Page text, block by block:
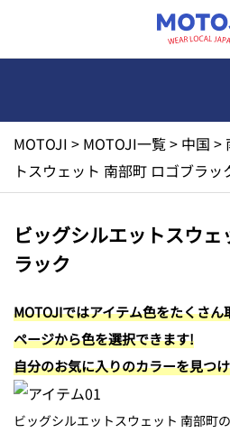
HOME
お問い合
MOTOJI > MOTOJI一覧> 中国 >
トスウェット 南部町 ロゴブラッ
ビッグシルエットスウ
ラック
MOTOJIではアイテム色をたくさ
ページから色を選択できます!
自分のお気に入りのカラーを見つ
ビッグシルエットスウェット 南部町